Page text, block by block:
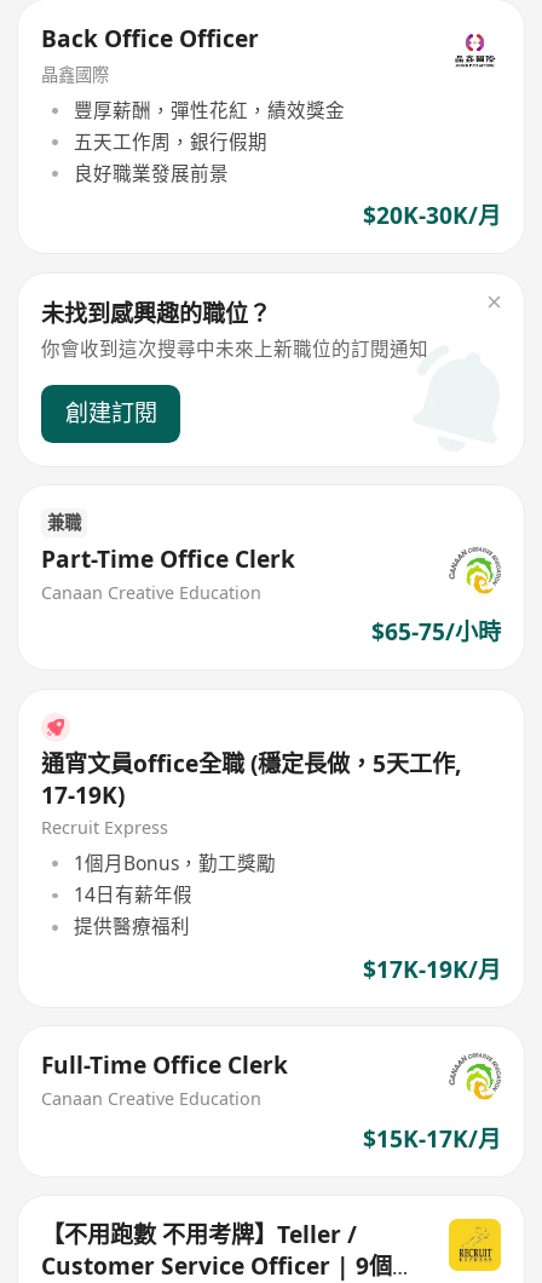
Back Office Officer
晶鑫國際
豐厚薪酬，彈性花紅，績效獎金
五天工作周，銀行假期
良好職業發展前景
$20K-30K/月
未找到感興趣的職位？
你會收到這次搜尋中未來上新職位的訂閱通知
創建訂閱
兼職
Part-Time Office Clerk
Canaan Creative Education
$65-75/小時
通宵文員office全職 (穩定長做，5天工作,
17-19K)
Recruit Express
1個月Bonus，勤工獎勵
14日有薪年假
提供醫療福利
$17K-19K/月
Full-Time Office Clerk
Canaan Creative Education
$15K-17K/月
【不用跑數 不用考牌】Teller /
Customer Service Officer | 9個